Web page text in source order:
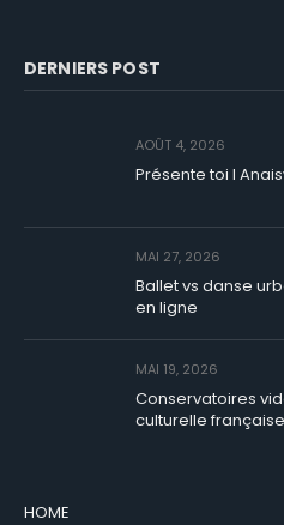
DERNIERS POST
AOÛT 4, 2026
Présente toi I
MAI 27, 2026
Ballet vs danse
en ligne
MAI 19, 2026
Conservatoires
culturelle française
HOME